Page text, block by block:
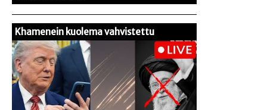
Khamenein kuolema vahvistettu